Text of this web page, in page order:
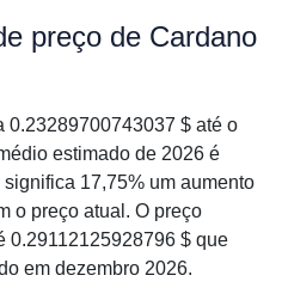
preço de Cardano
0.23289700743037 $ até o
estimado de 2026 é
17,75% um aumento
o preço atual. O preço
0.29112125928796 $ que
em dezembro 2026.